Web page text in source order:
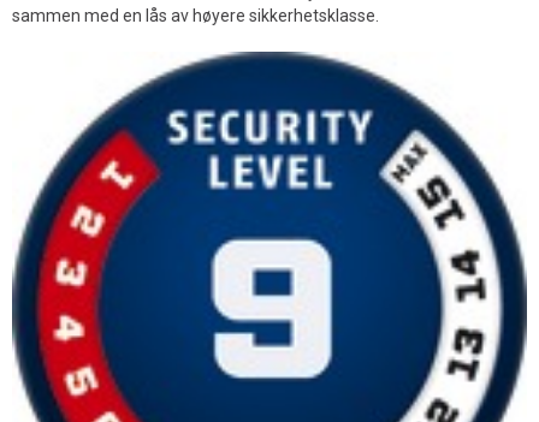
sammen med en lås av høyere sikkerhetsklasse.